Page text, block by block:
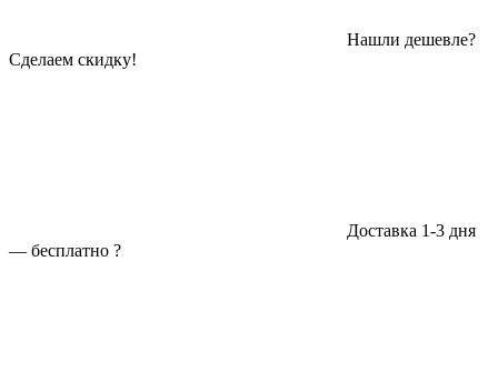
Нашли дешевле?
Сделаем скидку!
Доставка 1-3 дня
— бесплатно ?